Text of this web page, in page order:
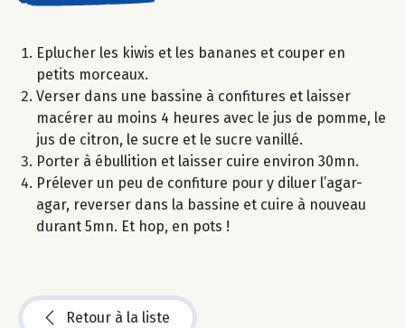
Eplucher les kiwis et les bananes et couper en
petits morceaux.
Verser dans une bassine à confitures et laisser
macérer au moins 4 heures avec le jus de pomme, le
jus de citron, le sucre et le sucre vanillé.
Porter à ébullition et laisser cuire environ 30mn.
Prélever un peu de confiture pour y diluer l’agar-
agar, reverser dans la bassine et cuire à nouveau
durant 5mn. Et hop, en pots !
Retour à la liste